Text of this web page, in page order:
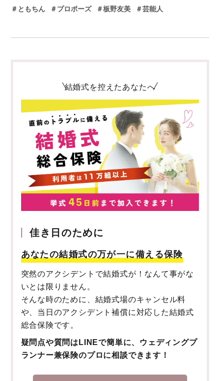
＃ともちん ＃プロポーズ ＃板野友美 ＃芸能人
結婚式を控えたあなたへ
佳き日のために
あなたの結婚式の万が一に備える保険
突然のアクシデントで結婚式が！なんて事がな
いとは限りません。
そんな時のために、結婚式場のキャンセル料
や、当日のアクシデント補償に対応した結婚式
総合保険です。
疑問点や質問はLINEで簡単に、ウェディングプ
ランナー兼保険のプロに相談できます！